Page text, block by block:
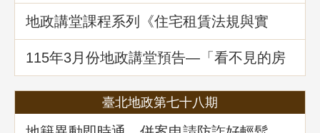
地政講堂課程系列《住宅租賃法規與實
務》回顧
115年3⽉份地政講堂預告—「看不見的房
屋大盜：揭開不動產詐騙的五大陰謀」
臺北地政第七十八期